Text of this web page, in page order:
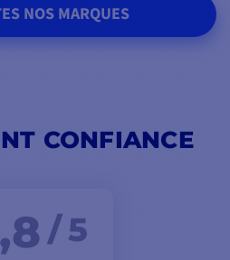
NOS MARQUES
CONFIANCE
/ 5